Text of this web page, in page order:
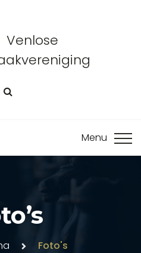
Venlose
Foto's